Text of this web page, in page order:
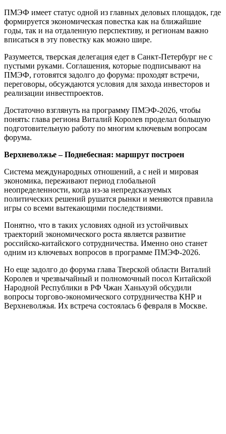
ПМЭФ имеет статус одной из главных деловых площадок, где
формируется экономическая повестка как на ближайшие
годы, так и на отдаленную перспективу, и регионам важно
вписаться в эту повестку как можно шире.
Разумеется, тверская делегация едет в Санкт-Петербург не с
пустыми руками. Соглашения, которые подписывают на
ПМЭФ, готовятся задолго до форума: проходят встречи,
переговоры, обсуждаются условия для захода инвесторов и
реализации инвестпроектов.
Достаточно взглянуть на программу ПМЭФ-2026, чтобы
понять: глава региона Виталий Королев проделал большую
подготовительную работу по многим ключевым вопросам
форума.
Верхневолжье – Поднебесная: маршрут построен
Система международных отношений, а с ней и мировая
экономика, переживают период глобальной
неопределенности, когда из-за непредсказуемых
политических решений рушатся рынки и меняются правила
игры со всеми вытекающими последствиями.
Понятно, что в таких условиях одной из устойчивых
траекторий экономического роста является развитие
российско-китайского сотрудничества. Именно оно станет
одним из ключевых вопросов в программе ПМЭФ-2026.
Но еще задолго до форума глава Тверской области Виталий
Королев и чрезвычайный и полномочный посол Китайской
Народной Республики в РФ Чжан Ханьхуэй обсудили
вопросы торгово-экономического сотрудничества КНР и
Верхневолжья. Их встреча состоялась 6 февраля в Москве.